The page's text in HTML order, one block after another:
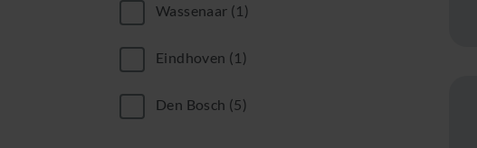
Wassenaar (1)
Eindhoven (1)
Den Bosch (5)